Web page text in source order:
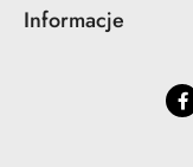
Informacje